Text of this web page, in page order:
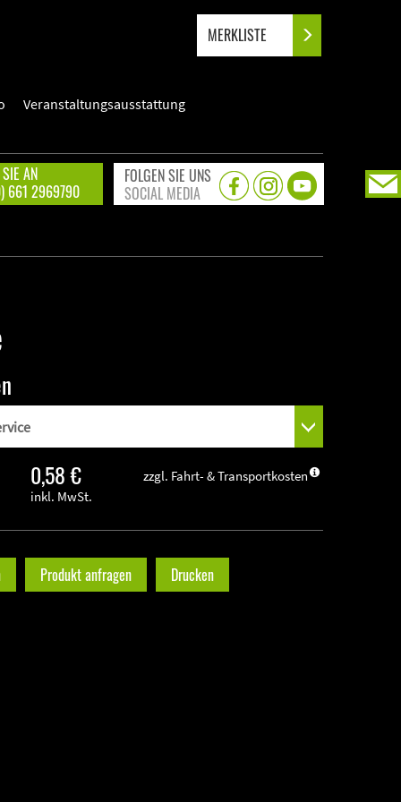
Veranstaltungsausstattung
MERKLISTE
AN
661 2969790
FOLGEN SIE UNS
SOCIAL MEDIA
0,58 €
inkl. MwSt.
zzgl. Fahrt- & Transportkosten
Produkt anfragen Drucken